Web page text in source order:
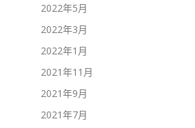
2022年5月
2022年3月
2022年1月
2021年11月
2021年9月
2021年7月